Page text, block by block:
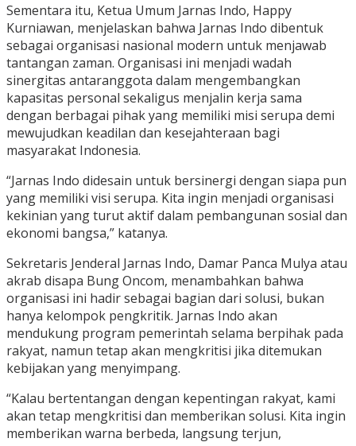
Sementara itu, Ketua Umum Jarnas Indo, Happy
Kurniawan, menjelaskan bahwa Jarnas Indo dibentuk
sebagai organisasi nasional modern untuk menjawab
tantangan zaman. Organisasi ini menjadi wadah
sinergitas antaranggota dalam mengembangkan
kapasitas personal sekaligus menjalin kerja sama
dengan berbagai pihak yang memiliki misi serupa demi
mewujudkan keadilan dan kesejahteraan bagi
masyarakat Indonesia.
“Jarnas Indo didesain untuk bersinergi dengan siapa pun
yang memiliki visi serupa. Kita ingin menjadi organisasi
kekinian yang turut aktif dalam pembangunan sosial dan
ekonomi bangsa,” katanya.
Sekretaris Jenderal Jarnas Indo, Damar Panca Mulya atau
akrab disapa Bung Oncom, menambahkan bahwa
organisasi ini hadir sebagai bagian dari solusi, bukan
hanya kelompok pengkritik. Jarnas Indo akan
mendukung program pemerintah selama berpihak pada
rakyat, namun tetap akan mengkritisi jika ditemukan
kebijakan yang menyimpang.
“Kalau bertentangan dengan kepentingan rakyat, kami
akan tetap mengkritisi dan memberikan solusi. Kita ingin
memberikan warna berbeda, langsung terjun,